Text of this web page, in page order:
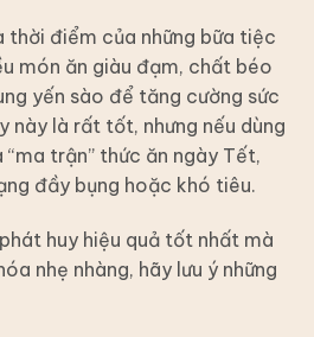
thời điểm của những bữa tiệc
món ăn giàu đạm, chất béo
yến sào để tăng cường sức
này là rất tốt, nhưng nếu dùng
trận” thức ăn ngày Tết,
đầy bụng hoặc khó tiêu.
huy hiệu quả tốt nhất mà
nhẹ nhàng, hãy lưu ý những